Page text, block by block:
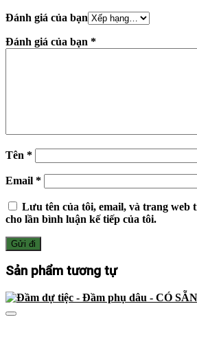
Đánh giá của bạn
Đánh giá của bạn *
Tên *
Email *
Lưu tên của tôi, email, và trang web
cho lần bình luận kế tiếp của tôi.
Sản phẩm tương tự